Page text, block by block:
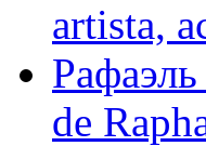
artista,
de